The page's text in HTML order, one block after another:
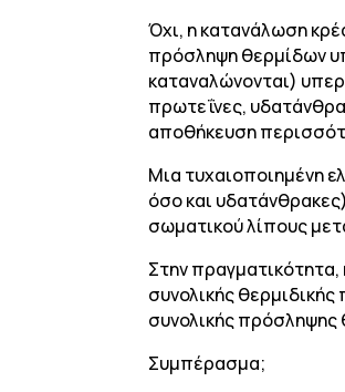
Όχι, η κατανάλωση
πρόσληψη θερμίδων
καταναλώνονται)
πρωτεΐνες,
αποθήκευση
Μια τυχαιοποιημένη
όσο και
σωματικού λίπους
Στην
συνολικής
συνολικής
Συμπέρασμα;